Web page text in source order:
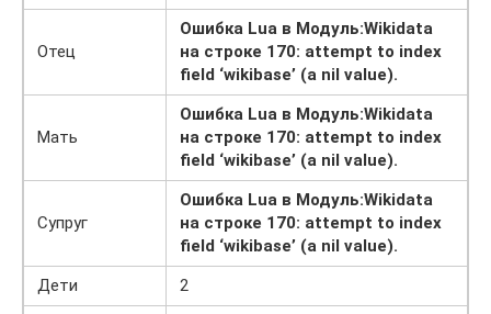
Отец
Ошибка Lua в Модуль:Wikidata
на строке 170: attempt to index
field ‘wikibase’ (a nil value).
Мать
Ошибка Lua в Модуль:Wikidata
на строке 170: attempt to index
field ‘wikibase’ (a nil value).
Супруг
Ошибка Lua в Модуль:Wikidata
на строке 170: attempt to index
field ‘wikibase’ (a nil value).
Дети
2